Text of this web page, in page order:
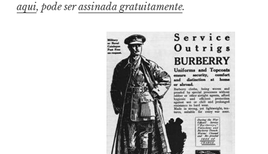
aqui, pode serassinada gratuitamente.